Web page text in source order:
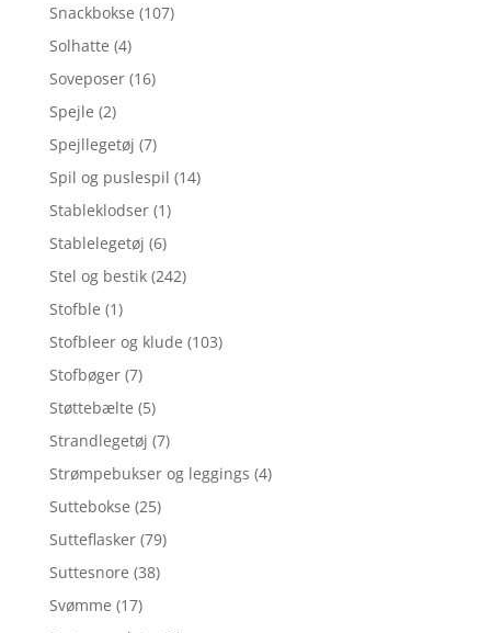
Snackbokse (107)
Solhatte (4)
Soveposer (16)
Spejle (2)
Spejllegetøj (7)
Spil og puslespil (14)
Stableklodser (1)
Stablelegetøj (6)
Stel og bestik (242)
Stofble (1)
Stofbleer og klude (103)
Stofbøger (7)
Støttebælte (5)
Strandlegetøj (7)
Strømpebukser og leggings (4)
Suttebokse (25)
Sutteflasker (79)
Suttesnore (38)
Svømme (17)